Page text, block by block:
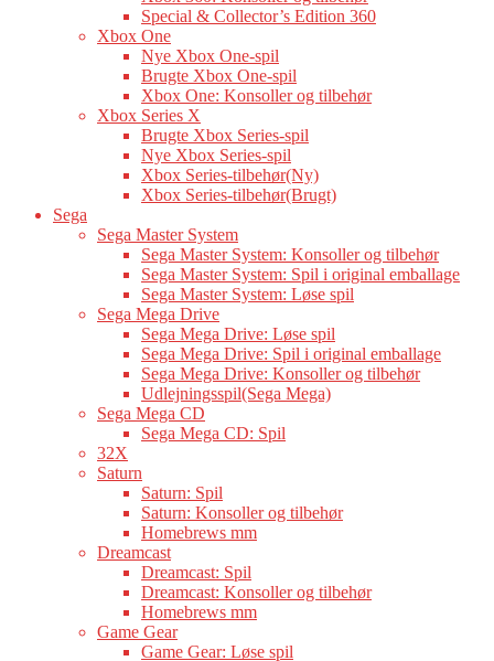
Special & Collector’s Edition 360
Xbox One
Nye Xbox One-spil
Brugte Xbox One-spil
Xbox One: Konsoller og tilbehør
Xbox Series X
Brugte Xbox Series-spil
Nye Xbox Series-spil
Xbox Series-tilbehør(Ny)
Xbox Series-tilbehør(Brugt)
Sega
Sega Master System
Sega Master System: Konsoller og tilbehør
Sega Master System: Spil i original emballage
Sega Master System: Løse spil
Sega Mega Drive
Sega Mega Drive: Løse spil
Sega Mega Drive: Spil i original emballage
Sega Mega Drive: Konsoller og tilbehør
Udlejningsspil(Sega Mega)
Sega Mega CD
Sega Mega CD: Spil
32X
Saturn
Saturn: Spil
Saturn: Konsoller og tilbehør
Homebrews mm
Dreamcast
Dreamcast: Spil
Dreamcast: Konsoller og tilbehør
Homebrews mm
Game Gear
Game Gear: Løse spil